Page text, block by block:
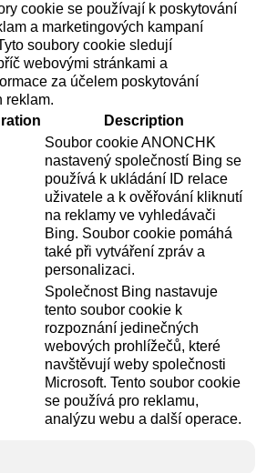
cookie se používají k poskytování
a marketingových kampaní
soubory cookie sledují
webovými stránkami a
za účelem poskytování
reklam.
Description
Soubor cookie ANONCHK
nastavený společností Bing se
používá k ukládání ID relace
uživatele a k ověřování kliknutí
na reklamy ve vyhledávači
Bing. Soubor cookie pomáhá
také při vytváření zpráv a
personalizaci.
Společnost Bing nastavuje
tento soubor cookie k
rozpoznání jedinečných
webových prohlížečů, které
navštěvují weby společnosti
Microsoft. Tento soubor cookie
se používá pro reklamu,
analýzu webu a další operace.